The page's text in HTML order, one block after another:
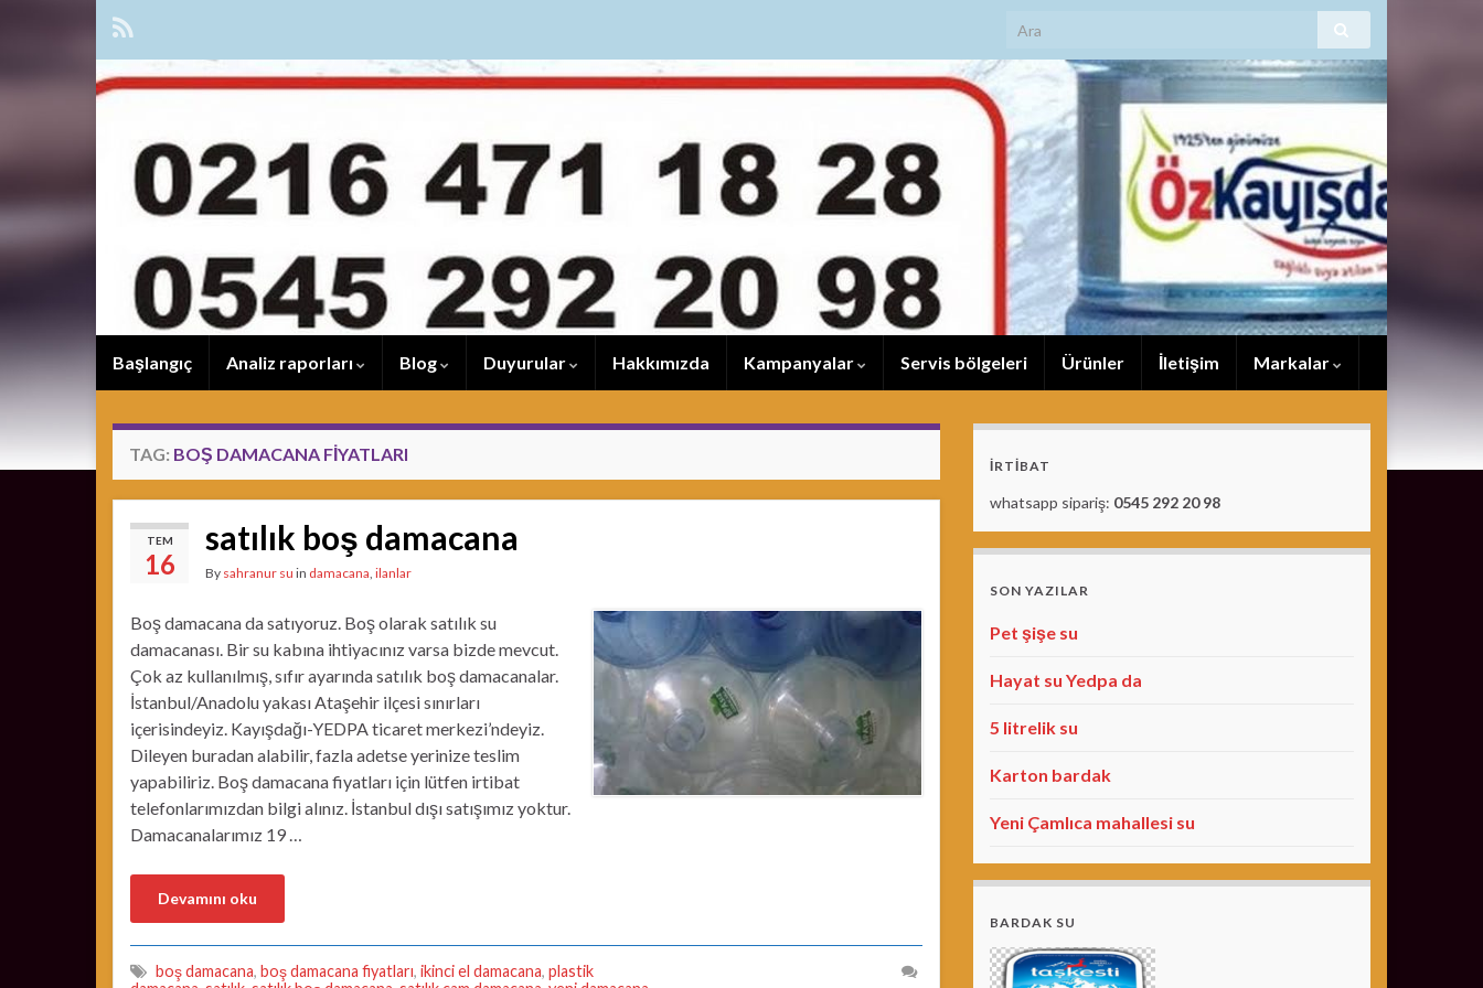
Başlangıç Analiz raporları Blog Duyurular Hakkımızda Kampanyalar Servis bölgeleri Ürünler İletişim Markalar
TAG: BOŞ DAMACANA FIYATLARI
TEM
16
satılık boş damacana
By sahranur su in damacana, ilanlar
Boş damacana da satıyoruz. Boş olarak satılık su
damacanası. Bir su kabına ihtiyacınız varsa bizde mevcut.
Çok az kullanılmış, sıfır ayarında satılık boş damacanalar.
İstanbul/Anadolu yakası Ataşehir ilçesi sınırları
içerisindeyiz. Kayışdağı-YEDPA ticaret merkezi’ndeyiz.
Dileyen buradan alabilir, fazla adetse yerinize teslim
yapabiliriz. Boş damacana fiyatları için lütfen irtibat
telefonlarımızdan bilgi alınız. İstanbul dışı satışımız yoktur.
Damacanalarımız 19 …
Devamını oku
boş damacana, boş damacana fiyatları, ikinci el damacana, plastik
İRTİBAT
whatsapp sipariş: 0545 292 20 98
SON YAZILAR
Pet şişe su
Hayat su Yedpa da
5 litrelik su
Karton bardak
Yeni Çamlıca mahallesi su
BARDAK SU